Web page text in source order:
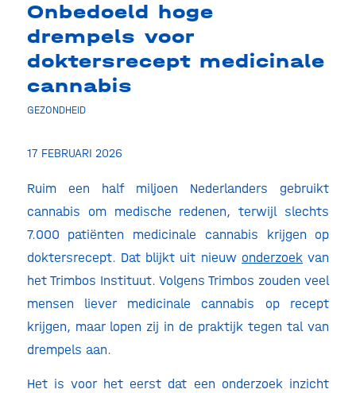
Onbedoeld hoge
drempels voor
doktersrecept medicinale
cannabis
GEZONDHEID
17 FEBRUARI 2026
Ruim een half miljoen Nederlanders gebruikt
cannabis om medische redenen, terwijl slechts
7.000 patiënten medicinale cannabis krijgen op
doktersrecept. Dat blijkt uit nieuw onderzoek van
het Trimbos Instituut. Volgens Trimbos zouden veel
mensen liever medicinale cannabis op recept
krijgen, maar lopen zij in de praktijk tegen tal van
drempels aan.
Het is voor het eerst dat een onderzoek inzicht